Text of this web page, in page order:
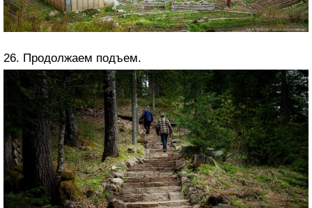
26. Продолжаем подъем.